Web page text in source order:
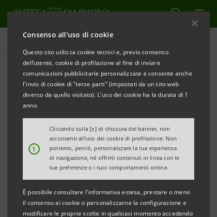
Consenso all'uso di cookie
Questo sito utilizza cookie tecnici e, previo consenso
dell’utente, cookie di profilazione al fine di inviare
comunicazioni pubblicitarie personalizzate e consente anche
l'invio di cookie di "terze parti" (impostati da un sito web
diverso da quello visitato). L'uso dei cookie ha la durata di 1
anno.
!
Cliccando sulla [x] di chiusura del banner, non
acconsenti all’uso dei cookie di profilazione. Non
potremo, perciò, personalizzare la tua esperienza
di navigazione, né offrirti contenuti in linea con le
tue preferenze o i tuoi comportamenti online.
È possibile consultare l'informativa estesa, prestare o meno
il consenso ai cookie o personalizzarne la configurazione e
modificare le proprie scelte in qualsiasi momento accedendo
Comunicati stampa
STAMPA AGGIORNA
INTESA SANPAOLO: CALENDARIO FINANZIARIO
2021
comunica il seguente calendario finanziario per
l’esercizio 2021, le cui date sono soggette a possibili
cambiamenti:
5 febbraio
Consiglio di Amministrazione: